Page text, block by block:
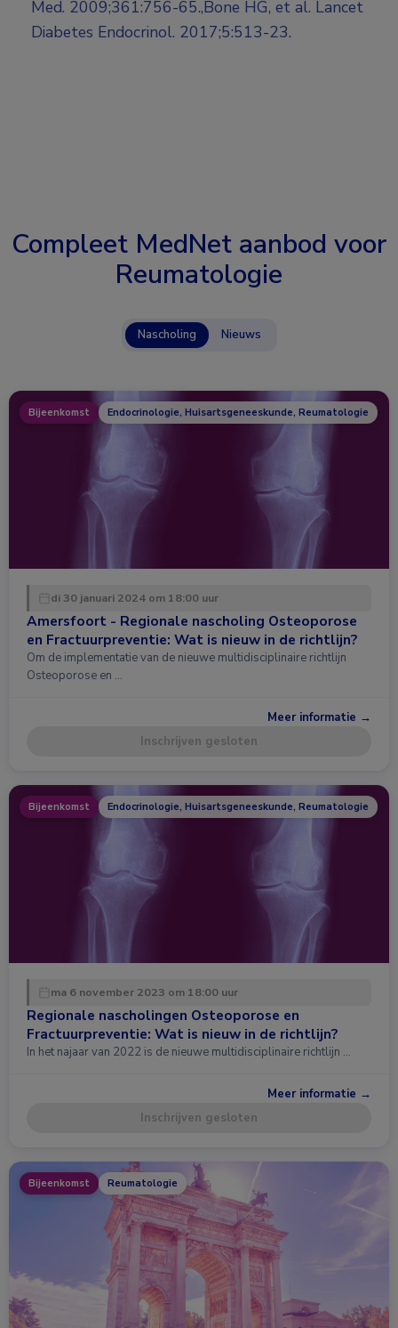
Med. 2009;361:756-65.,Bone HG, et al. Lancet
Diabetes Endocrinol. 2017;5:513-23.
Compleet MedNet aanbod voor
Reumatologie
Nascholing Nieuws
Bijeenkomst Endocrinologie, Huisartsgeneeskunde, Reumatologie
di 30 januari 2024 om 18:00 uur
Amersfoort - Regionale nascholing Osteoporose
en Fractuurpreventie: Wat is nieuw in de richtlijn?
Om de implementatie van de nieuwe multidisciplinaire richtlijn
Osteoporose en …
Meer informatie →
Inschrijven gesloten
Bijeenkomst Endocrinologie, Huisartsgeneeskunde, Reumatologie
ma 6 november 2023 om 18:00 uur
Regionale nascholingen Osteoporose en
Fractuurpreventie: Wat is nieuw in de richtlijn?
In het najaar van 2022 is de nieuwe multidisciplinaire richtlijn …
Meer informatie →
Inschrijven gesloten
Bijeenkomst Reumatologie